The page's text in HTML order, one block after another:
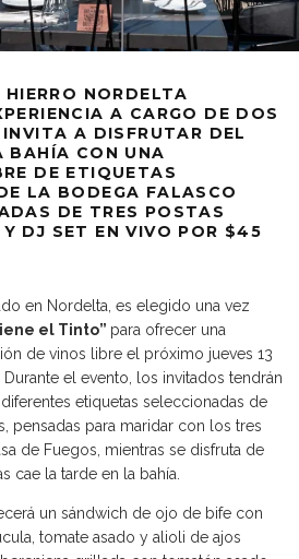
HIERRO NORDELTA
A CARGO DE DOS
A DISFRUTAR DEL
BAHÍA CON UNA
DE ETIQUETAS
LA BODEGA FALASCO
DE TRES POSTAS
DJ SET EN VIVO POR $45
en Nordelta, es elegido una vez
el Tinto” para ofrecer una
de vinos libre el próximo jueves 13
el evento, los invitados tendrán
etiquetas seleccionadas de
pensadas para maridar con los tres
de Fuegos, mientras se disfruta de
cae la tarde en la bahía.
un sándwich de ojo de bife con
tomate asado y alioli de ajos